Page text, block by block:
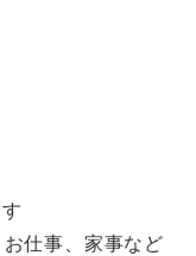
仕事、家事など